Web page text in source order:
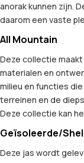
anorak kunnen zijn.
daarom een vaste
All Mountain
Deze collectie
materialen en
milieu en functies
terreinen en de
Deze collectie kan
Geïsoleerde/
Deze jas wordt